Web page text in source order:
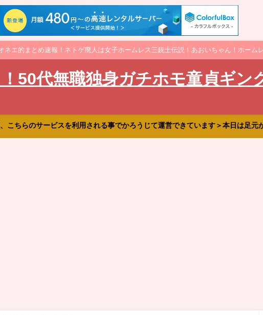
エ的まとめ速報！ネトゲ廃人は女子ホームレス三銃士伝説！あおいちゃん！ホーム
50代無職独身ガチホモ童貞ギン
こちらのサービスを利用される事でかろうじて運営できています＞本日は足元